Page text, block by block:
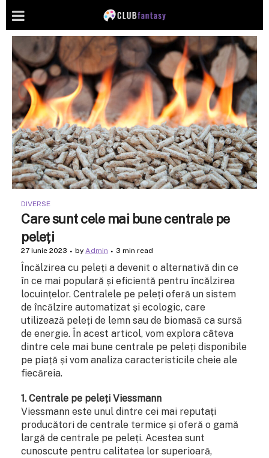
DIVERSE
Care sunt cele mai bune centrale pe
peleți
27 iunie 2023 by Admin 3 min read
Încălzirea cu peleți a devenit o alternativă din ce
în ce mai populară și eficientă pentru încălzirea
locuințelor. Centralele pe peleți oferă un sistem
de încălzire automatizat și ecologic, care
utilizează peleți de lemn sau de biomasă ca sursă
de energie. În acest articol, vom explora câteva
dintre cele mai bune centrale pe peleți disponibile
pe piață și vom analiza caracteristicile cheie ale
fiecăreia.
1. Centrale pe peleți Viessmann
Viessmann este unul dintre cei mai reputați
producători de centrale termice și oferă o gamă
largă de centrale pe peleți. Acestea sunt
cunoscute pentru calitatea lor superioară,